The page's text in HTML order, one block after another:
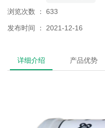
浏览次数 ： 633
发布时间 ： 2021-12-16
详细介绍 产品优势